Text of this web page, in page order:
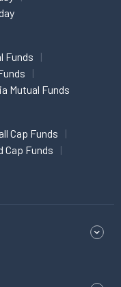
Funds
Mutual Funds
Cap Funds
Cap Funds